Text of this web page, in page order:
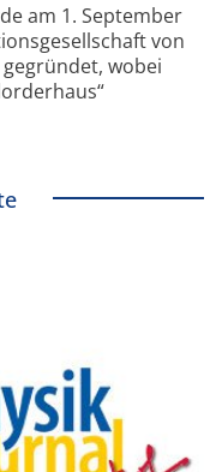
am 1. September
von
wobei